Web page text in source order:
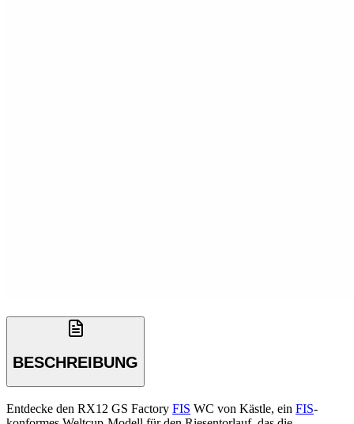
BESCHREIBUNG
Entdecke den RX12 GS Factory FIS WC von Kästle, ein FIS-